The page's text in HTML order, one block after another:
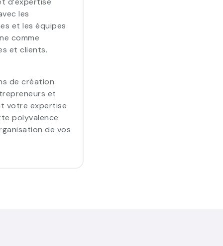
les
et les équipes
comme
et clients.
de création
et
votre expertise
polyvalence
de vos